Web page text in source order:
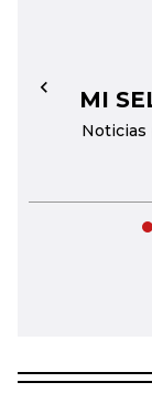
MI
Noticias
←